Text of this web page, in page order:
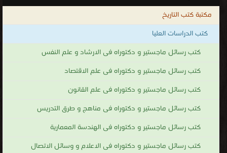
التخصصات الاسلامية.
كتب بحوث ورسائل ماجستير ودكتوراه في التخصصات الإسلامية
مكتبة كتب التاريخ
كتب الدراسات العليا
كتب رسائل ماجستير و دكتوراه فى الارشاد و علم النفس
كتب رسائل ماجستير و دكتوراه فى علم الاقتصاد
كتب رسائل ماجستير و دكتوراه فى علم القانون
كتب رسائل ماجستير و دكتوراه فى مناهج و طرق التدريس
كتب رسائل ماجستير و دكتوراه فى الهندسة المعمارية
كتب رسائل ماجستير و دكتوراه فى الاعلام و وسائل الاتصال